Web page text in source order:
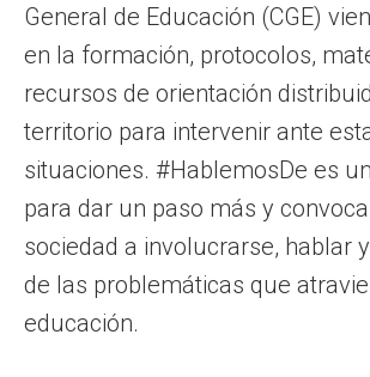
General de Educación (CGE)
en la formación, protocolos,
recursos de orientación
territorio para intervenir ante
situaciones. #HablemosDe es
para dar un paso más y
sociedad a involucrarse, hablar
de las problemáticas que
educación.